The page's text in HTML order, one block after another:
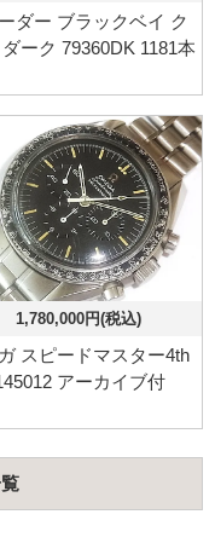
ダー ブラックベイ ク
ーク 79360DK 1181本
1,780,000円(税込)
スピードマスター4th
アーカイブ付